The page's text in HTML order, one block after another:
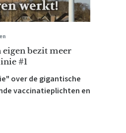
eigen bezit meer
#1
over de gigantische
vaccinatieplichten en